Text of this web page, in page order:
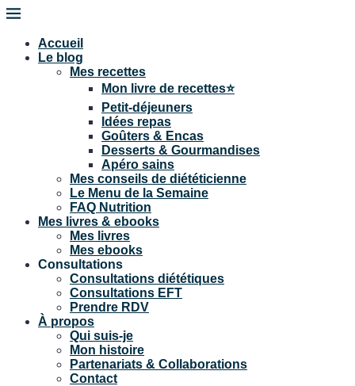
Accueil
Le blog
Mes recettes
Mon livre de recettes⭐
Petit-déjeuners
Idées repas
Goûters & Encas
Desserts & Gourmandises
Apéro sains
Mes conseils de diététicienne
Le Menu de la Semaine
FAQ Nutrition
Mes livres & ebooks
Mes livres
Mes ebooks
Consultations
Consultations diététiques
Consultations EFT
Prendre RDV
À propos
Qui suis-je
Mon histoire
Partenariats & Collaborations
Contact